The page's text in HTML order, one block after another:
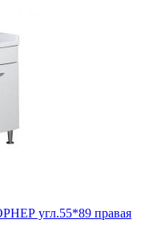
угл.55*89 правая